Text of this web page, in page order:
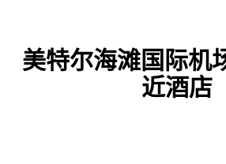
美特尔海滩国际机
近酒店